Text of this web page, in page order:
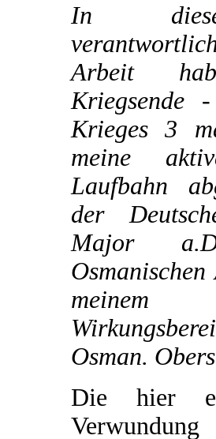
In
Arbeit
Kriegsende
Krieges 3
meine
Laufbahn
der
Major
Osman.
Die hier